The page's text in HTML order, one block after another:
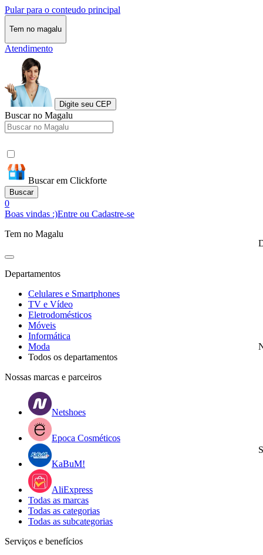
Pular para o conteudo principal
Tem no magalu
Atendimento
Digite seu CEP
Buscar no Magalu
Buscar em Clickforte
Buscar
0
Boas vindas :)Entre ou Cadastre-se
Tem no Magalu
Departamentos
Celulares e Smartphones
TV e Vídeo
Eletrodomésticos
Móveis
Informática
Moda
Todos os departamentos
Nossas marcas e parceiros
Netshoes
Epoca Cosméticos
KaBuM!
AliExpress
Todas as marcas
Todas as categorias
Todas as subcategorias
Serviços e benefícios